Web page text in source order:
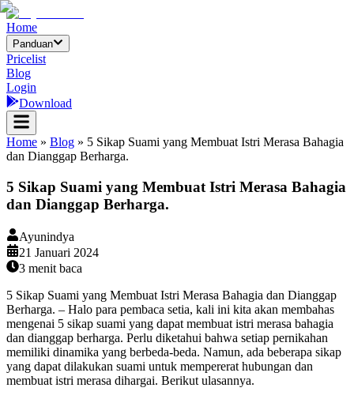
Home
Panduan
Pricelist
Blog
Login
Download
Home » Blog » 5 Sikap Suami yang Membuat Istri Merasa Bahagia
dan Dianggap Berharga.
5 Sikap Suami yang Membuat Istri Merasa Bahagia
dan Dianggap Berharga.
Ayunindya
21 Januari 2024
3 menit baca
5 Sikap Suami yang Membuat Istri Merasa Bahagia dan Dianggap
Berharga. – Halo para pembaca setia, kali ini kita akan membahas
mengenai 5 sikap suami yang dapat membuat istri merasa bahagia
dan dianggap berharga. Perlu diketahui bahwa setiap pernikahan
memiliki dinamika yang berbeda-beda. Namun, ada beberapa sikap
yang dapat dilakukan suami untuk mempererat hubungan dan
membuat istri merasa dihargai. Berikut ulasannya.